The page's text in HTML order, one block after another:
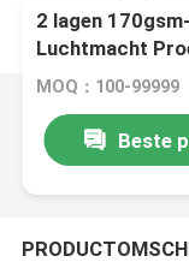
2 lagen
Luchtmacht
glanzen
MOQ：100-99999
Beste